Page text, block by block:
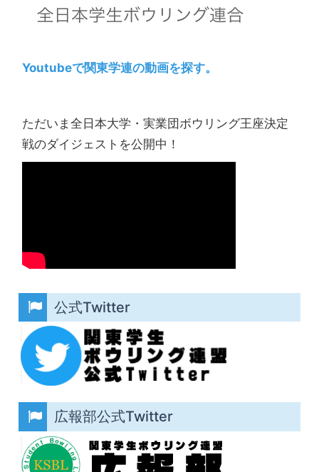
Youtubeで関東学連の動画を探す。
ただいま全日本大学・実業団ボウリング王座決定
戦のダイジェストを公開中！
公式Twitter
広報部公式Twitter